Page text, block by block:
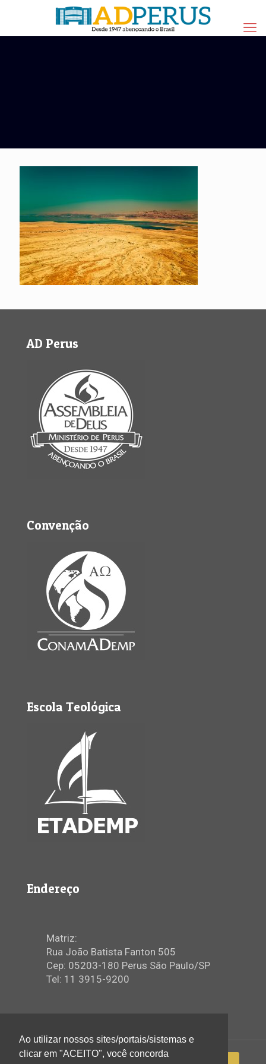
AD Perus
Convenção
Escola Teológica
Endereço
Matriz:
Rua João Batista Fanton 505
Cep: 05203-180 Perus São Paulo/SP
Tel: 11 3915-9200
Ao utilizar nossos sites/portais/sistemas e
clicar em "ACEITO", você concorda